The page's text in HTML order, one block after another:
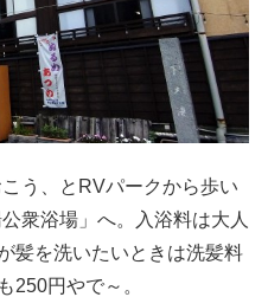
う、とRVパークから歩い
衆浴場」へ。入浴料は大人
髪を洗いたいときは洗髪料
250円やで～。